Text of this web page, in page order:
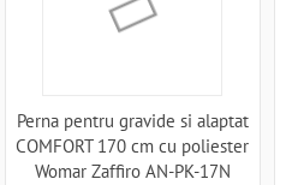
Perna pentru gravide si alaptat
COMFORT 170 cm cu poliester
Womar Zaffiro AN-PK-17N